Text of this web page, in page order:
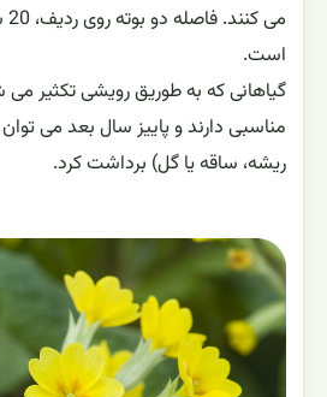
است.
گیاهانی که به طوریق رویشی تکثیر
مناسبی دارند و پاییز سال بعد می
ریشه، ساقه یا گل) برداشت کرد.